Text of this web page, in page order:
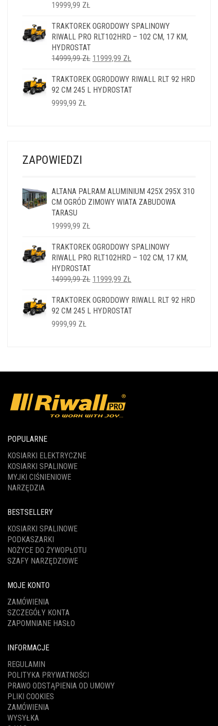
19999,99 ZŁ
TRAKTOREK OGRODOWY SPALINOWY
RIWALL PRO RLT102HRD – 102 CM, 17 KM,
HYDROSTAT
14999,99ZŁ PIERWOTNA
WYNOSIŁA:
14999,99 ZŁ.
11999,99 ZŁ
WYNOSI:
11999,99 ZŁ.
TRAKTOREK OGRODOWY RIWALL RLT 92 HRD
92 CM 245 L HYDROSTAT
9999,99 ZŁ
ZAPOWIEDZI
ALTANA PALRAM ALUMINIUM 425X 295X 310
CM OGRÓD ZIMOWY WIATA ZABUDOWA
TARASU
19999,99 ZŁ
TRAKTOREK OGRODOWY SPALINOWY
RIWALL PRO RLT102HRD – 102 CM, 17 KM,
HYDROSTAT
14999,99ZŁ PIERWOTNA
WYNOSIŁA:
14999,99 ZŁ.
11999,99 ZŁ
WYNOSI:
11999,99 ZŁ.
TRAKTOREK OGRODOWY RIWALL RLT 92 HRD
92 CM 245 L HYDROSTAT
9999,99 ZŁ
POPULARNE
KOSIARKI ELEKTRYCZNE
KOSIARKI SPALINOWE
MYJKI CIŚNIENIOWE
NARZĘDZIA
BESTSELLERY
KOSIARKI SPALINOWE
PODKASZARKI
NOŻYCE DO ŻYWOPŁOTU
SZAFY NARZĘDZIOWE
MOJE KONTO
ZAMÓWIENIA
SZCZEGÓŁY KONTA
ZAPOMNIANE HASŁO
INFORMACJE
REGULAMIN
POLITYKA PRYWATNOŚCI
PRAWO ODSTĄPIENIA OD UMOWY
PLIKI COOKIES
ZAMÓWIENIA
WYSYŁKA